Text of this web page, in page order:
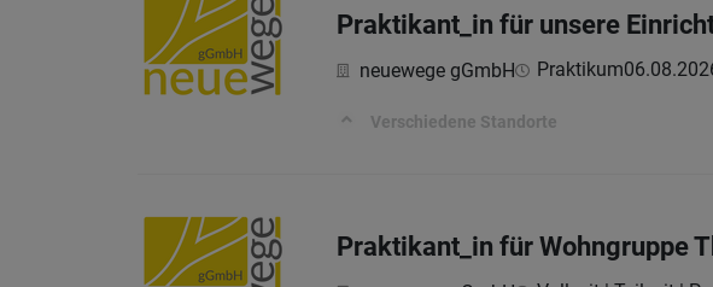
Praktikant_in für unsere
neuewege gGmbH Praktikum
Verschiedene Standorte
Praktikant_in für Wohngruppe